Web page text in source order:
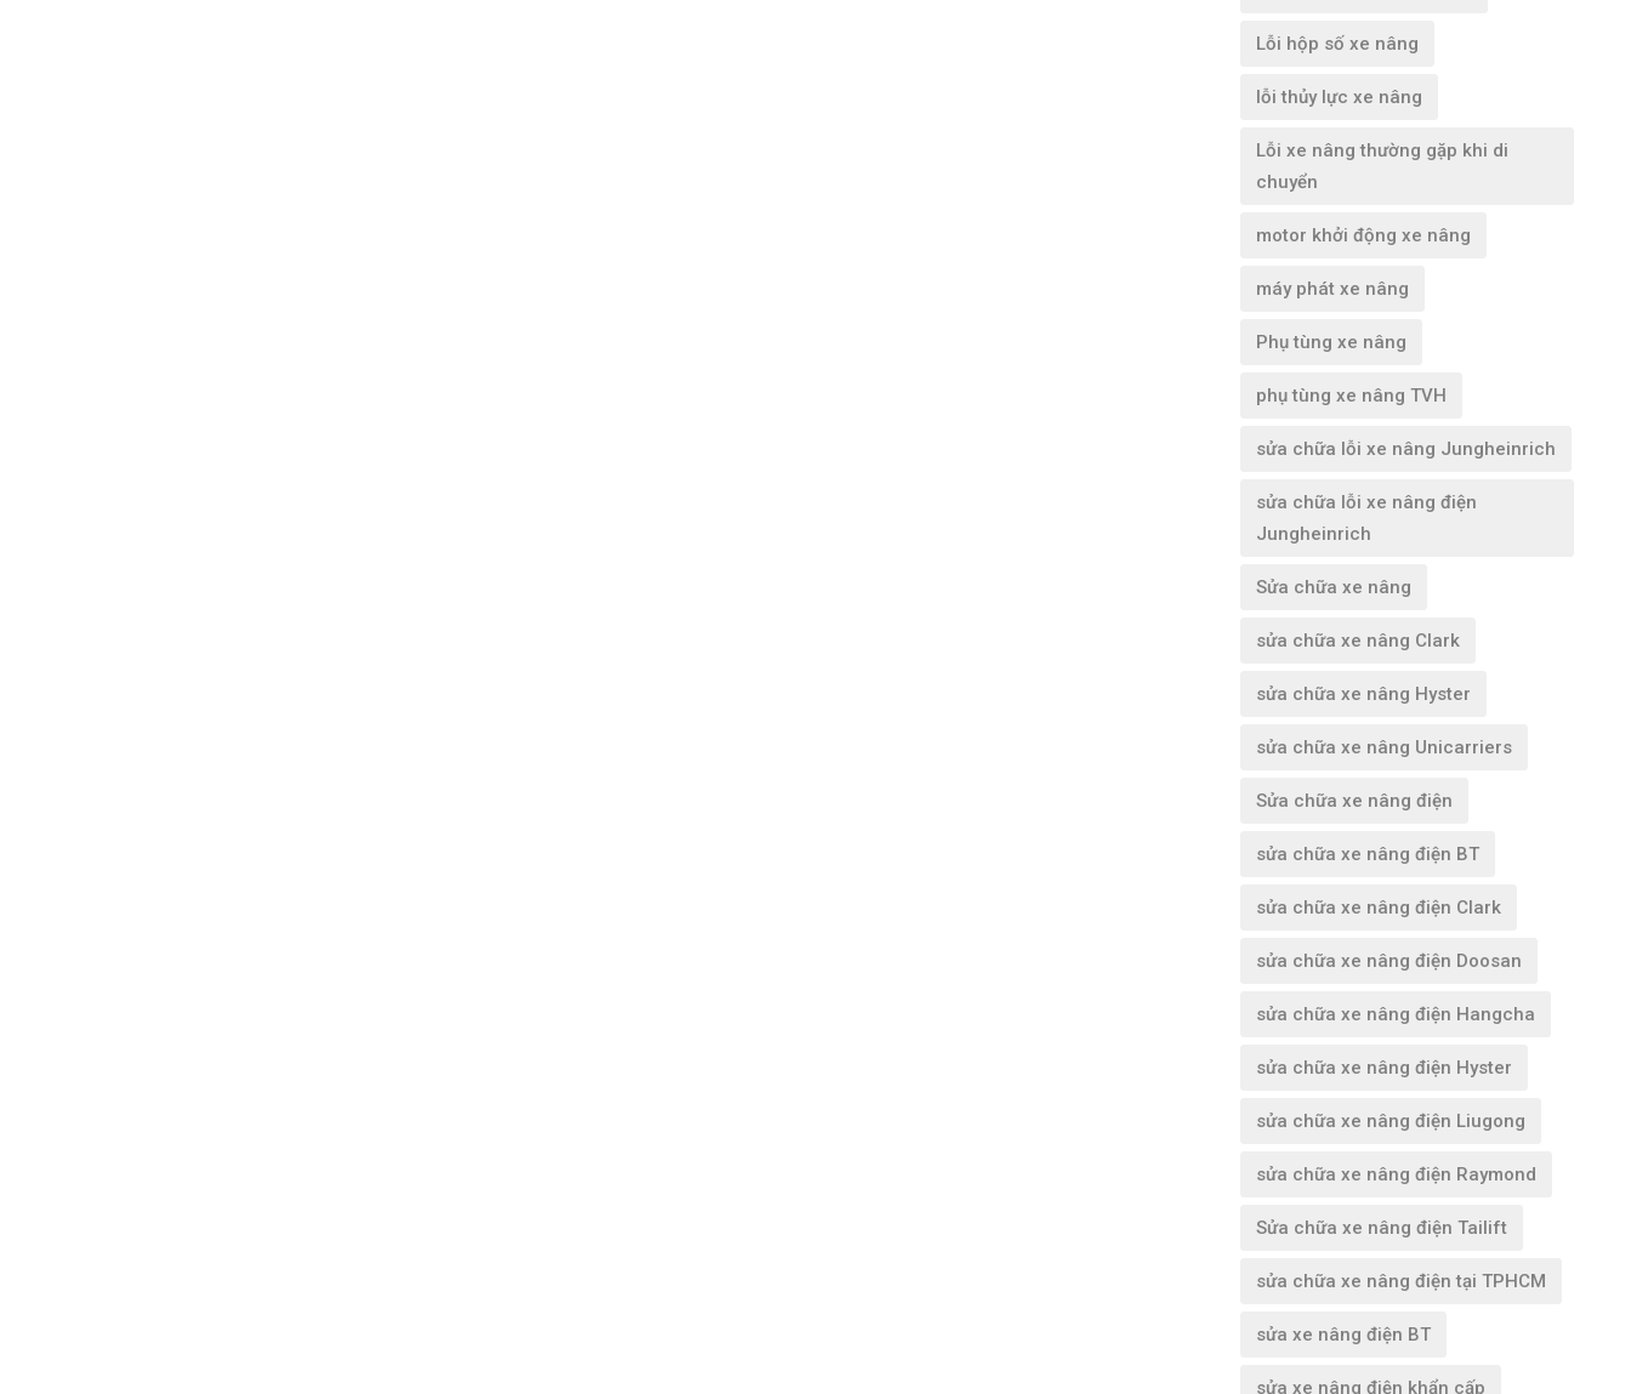
Lỗi hộp số xe nâng
lỗi thủy lực xe nâng
Lỗi xe nâng thường gặp khi di
chuyển
motor khởi động xe nâng
máy phát xe nâng
Phụ tùng xe nâng
phụ tùng xe nâng TVH
sửa chữa lỗi xe nâng Jungheinrich
sửa chữa lỗi xe nâng điện
Jungheinrich
Sửa chữa xe nâng
sửa chữa xe nâng Clark
sửa chữa xe nâng Hyster
sửa chữa xe nâng Unicarriers
Sửa chữa xe nâng điện
sửa chữa xe nâng điện BT
sửa chữa xe nâng điện Clark
sửa chữa xe nâng điện Doosan
sửa chữa xe nâng điện Hangcha
sửa chữa xe nâng điện Hyster
sửa chữa xe nâng điện Liugong
sửa chữa xe nâng điện Raymond
Sửa chữa xe nâng điện Tailift
sửa chữa xe nâng điện tại TPHCM
sửa xe nâng điện BT
sửa xe nâng điện khẩn cấp